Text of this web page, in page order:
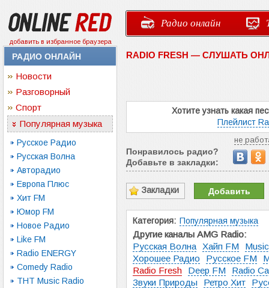
добавить в избранное браузера
Радио онлайн
РАДИО ОНЛАЙН
Новости
Разговорный
Спорт
Популярная музыка
Русское Радио
Русская Волна
Авторадио
Европа Плюс
Хит FM
Юмор FM
Новое Радио
Like FM
Radio ENERGY
Comedy Radio
ТНТ Music Radio
RADIO FRESH — СЛУШАТЬ
Хотите узнать какая
Плейлист
не
Понравилось радио?
Добавьте в закладки:
Закладки Добавить
Категория: Популярная музыка
Другие каналы AMG Radio:
Русская Волна
Хайп FM
Хорошее Радио
Русское FM
Radio Fresh
Deep FM
Radio
Звуки Природы
Ретро Хит